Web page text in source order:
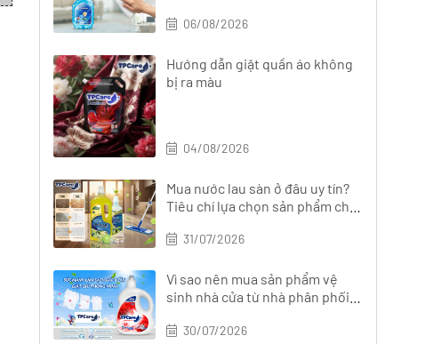
06/08/2026
Hướng dẫn giặt quần áo không
bị ra màu
04/08/2026
Mua nước lau sàn ở đâu uy tín?
Tiêu chí lựa chọn sản phẩm chất
31/07/2026
Vì sao nên mua sản phẩm vệ
sinh nhà cửa từ nhà phân phối
30/07/2026